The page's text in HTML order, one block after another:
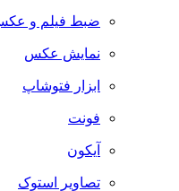
ضبط فيلم و عكس
نمایش عکس
ابزار فتوشاپ
فونت
آیکون
تصاویر استوک